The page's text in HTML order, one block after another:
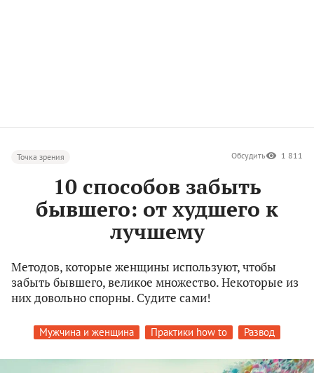
Точка зрения Обсудить 1 811
10 способов забыть
бывшего: от худшего к
лучшему
Методов, которые женщины используют, чтобы
забыть бывшего, великое множество. Некоторые из
них довольно спорны. Судите сами!
Мужчина и женщина Практики how to Развод